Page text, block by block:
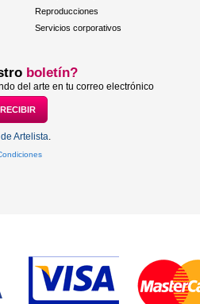
Reproducciones
Servicios corporativos
boletín?
del arte en tu correo electrónico
Artelista.